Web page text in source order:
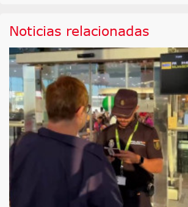
Noticias relacionadas